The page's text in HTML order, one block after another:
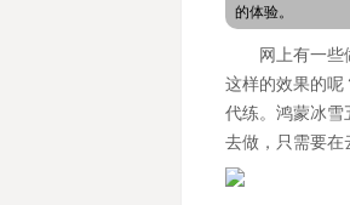
的体验。
网上有一
这样的效果的呢
代练。 鸿蒙冰雪
去做，只需要在